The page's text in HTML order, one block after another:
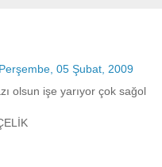
Perşembe, 05 Şubat, 2009
olsun işe yarıyor çok sağol